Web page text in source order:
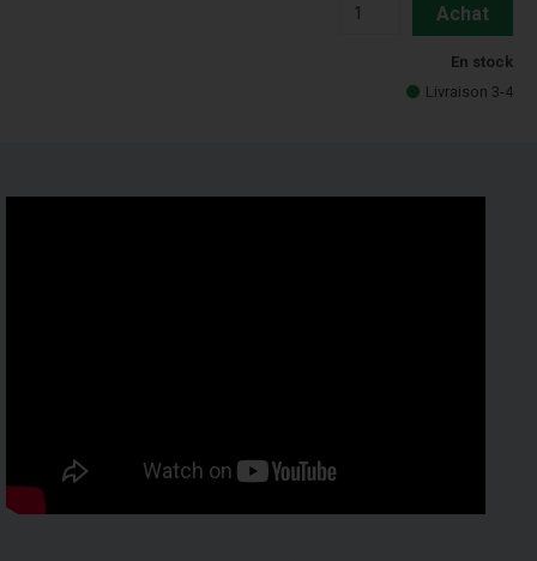
Achat
En stock
Livraison 3-4